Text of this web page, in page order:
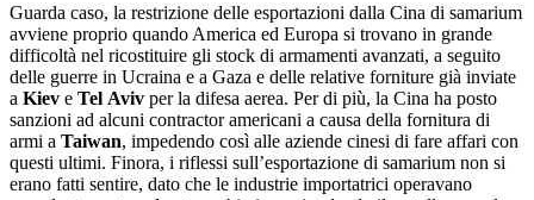
Guarda caso, la restrizione delle esportazioni dalla Cina di samarium
avviene proprio quando America ed Europa si trovano in grande
difficoltà nel ricostituire gli stock di armamenti avanzati, a seguito
delle guerre in Ucraina e a Gaza e delle relative forniture già inviate
a Kiev e Tel Aviv per la difesa aerea. Per di più, la Cina ha posto
sanzioni ad alcuni contractor americani a causa della fornitura di
armi a Taiwan, impedendo così alle aziende cinesi di fare affari con
questi ultimi. Finora, i riflessi sull’esportazione di samarium non si
erano fatti sentire, dato che le industrie importatrici operavano